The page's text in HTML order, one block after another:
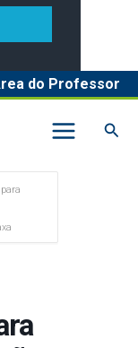
do Professor